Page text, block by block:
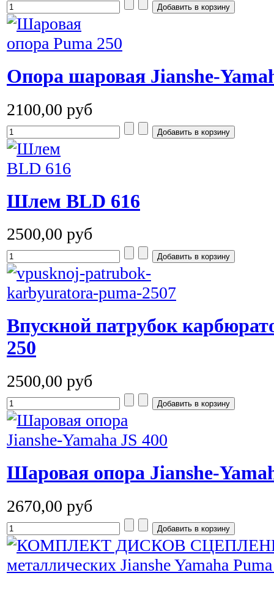
Опора шаровая Jianshe-
2100,00 руб
Шлем BLD 616
2500,00 руб
Впускной патрубок
250
2500,00 руб
Шаровая опора Jianshe-
2670,00 руб